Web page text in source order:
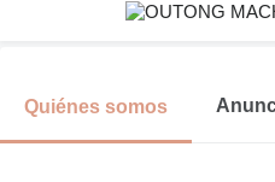
Quiénes somos